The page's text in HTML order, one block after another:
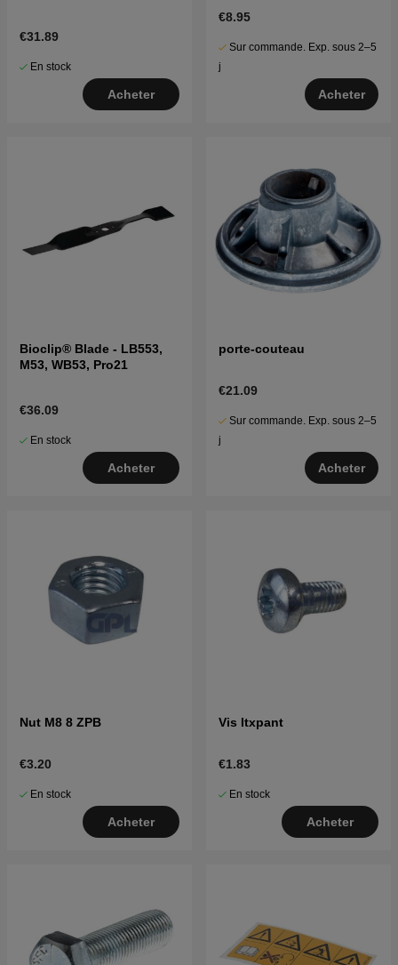
€31.89
En stock
Acheter
€8.95
Sur commande. Exp. sous 2–5
j
Acheter
Bioclip® Blade - LB553,
M53, WB53, Pro21
€36.09
En stock
Acheter
porte-couteau
€21.09
Sur commande. Exp. sous 2–5
j
Acheter
Nut M8 8 ZPB
€3.20
En stock
Acheter
Vis Itxpant
€1.83
En stock
Acheter